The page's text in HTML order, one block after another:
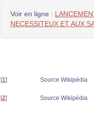
Voir en ligne :
NECESSITEUX ET AUX
[1] Source Wikipédia
[2] Source Wikipédia